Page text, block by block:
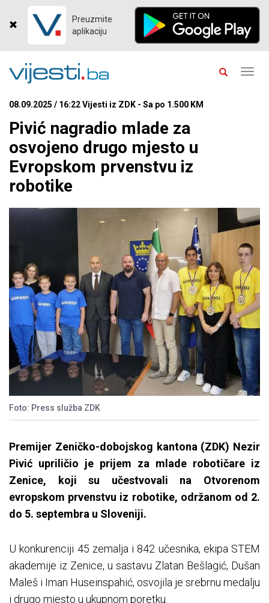
Preuzmite
aplikaciju
08.09.2025 / 16:22 Vijesti iz ZDK - Sa po 1.500 KM
Pivić nagradio mlade za
osvojeno drugo mjesto u
Evropskom prvenstvu iz
robotike
Foto: Press služba ZDK
Premijer Zeničko-dobojskog kantona (ZDK) Nezir
Pivić upriličio je prijem za mlade robotičare iz
Zenice, koji su učestvovali na Otvorenom
evropskom prvenstvu iz robotike, održanom od 2.
do 5. septembra u Sloveniji.
U konkurenciji 45 zemalja i 842 učesnika, ekipa STEM
akademije iz Zenice, u sastavu Zlatan Bešlagić, Dušan
Maleš i Iman Huseinspahić, osvojila je srebrnu medalju
i drugo mjesto u ukupnom poretku.